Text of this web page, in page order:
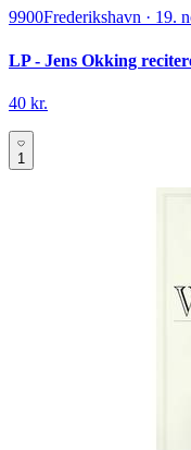
9900Frederikshavn · 19.
LP - Jens Okking
40 kr.
1